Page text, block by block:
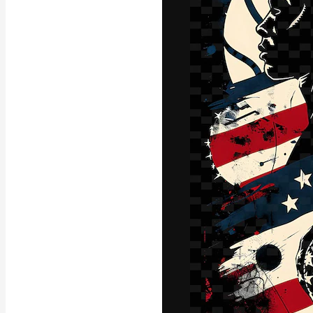
La plateforme
vos meilleurs
d’abonnés :
studios.
Français
Copyright ©